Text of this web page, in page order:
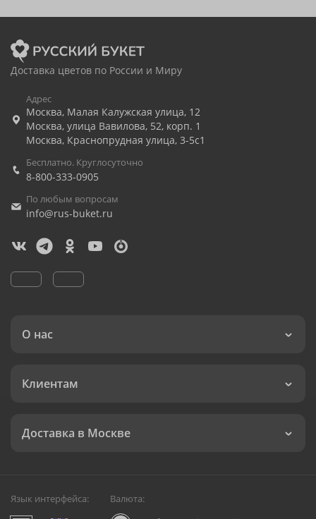
Доставка цветов по России и Миру
Адрес
Москва, Малая Калужская улица, 12
Москва, улица Вавилова, 52, корп. 1
Москва, Краснопрудная улица, 3-5с1
Бесплатно. Круглосуточно
8-800-333-0905
По любым вопросам
info@rus-buket.ru
О нас
Клиентам
Доставка в Москве
Язык интерфейса: Валюта: